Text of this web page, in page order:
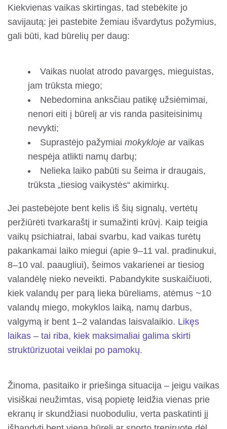
Kiekvienas vaikas skirtingas, tad stebėkite jo
savijautą: jei pastebite žemiau išvardytus požymius,
gali būti, kad būrelių per daug:
Vaikas nuolat atrodo pavargęs, mieguistas,
jam trūksta miego;
Nebedomina anksčiau patikę užsiėmimai,
nenori eiti į būrelį ar vis randa pasiteisinimų
nevykti;
Suprastėjo pažymiai mokykloje ar vaikas
nespėja atlikti namų darbų;
Nelieka laiko pabūti su šeima ir draugais,
trūksta „tiesiog vaikystės“ akimirkų.
Jei pastebėjote bent kelis iš šių signalų, vertėtų
peržiūrėti tvarkaraštį ir sumažinti krūvį. Kaip teigia
vaikų psichiatrai, labai svarbu, kad vaikas turėtų
pakankamai laiko miegui (apie 9–11 val. pradinukui,
8–10 val. paaugliui), šeimos vakarienei ar tiesiog
valandėlę nieko neveikti. Pabandykite suskaičiuoti,
kiek valandų per parą lieka būreliams, atėmus ~10
valandų miego, mokyklos laiką, namų darbus,
valgymą ir bent 1–2 valandas laisvalaikio. Likęs
laikas – tai riba, kiek maksimaliai galima skirti
struktūrizuotai veiklai po pamokų.
Žinoma, pasitaiko ir priešinga situacija – jeigu vaikas
visiškai neužimtas, visą popietę leidžia vienas prie
ekranų ir skundžiasi nuoboduliu, verta paskatinti jį